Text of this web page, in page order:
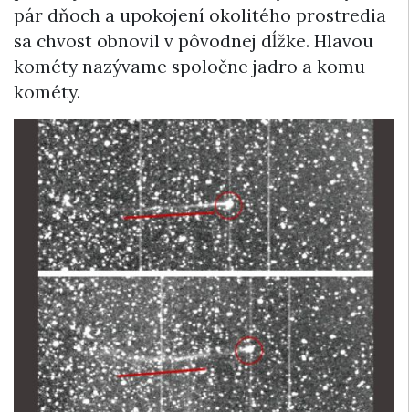
pár dňoch a upokojení okolitého prostredia
sa chvost obnovil v pôvodnej dĺžke. Hlavou
kométy nazývame spoločne jadro a komu
kométy.